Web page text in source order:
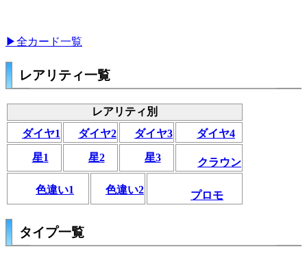
▶全カード一覧
レアリティ一覧
レアリティ別
ダイヤ1
ダイヤ2 ダイヤ3 ダイヤ4
星1 星2 星3 クラウン
色違い1 色違い2 プロモ
タイプ一覧